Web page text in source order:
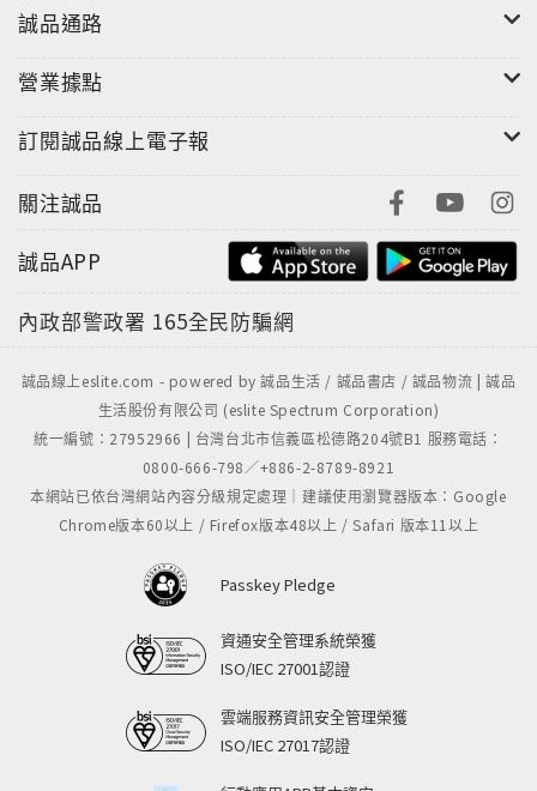
於顯眼處，方便隨時提醒自己，讓習慣成自然。
過程，步驟越少，成功率越高。切記，沒人喜歡繞遠
5、重點在於「過程」，而非時間→與其用期限規定自
慣。
慰勞的獎品，甚至以此鼓舞自己，每完成一項計畫，便
不過，意志力是有限的，不用就會退化，但常訓練就能
強化。因此，岩崎一郎也提出幾個好方法，為你的意志
力充電，讓大腦越用越靈光，包括：
1、睡眠充足：睡飽一點，思考不打結。
3、攝取健腦食物：多吃魚、亞麻籽油、奇異果，提升學
4、與人為善：不交惡，因言語暴力會損傷大腦。
幫助你在工作、愛情、學業、財富、健康上，
誠品通路
營業據點
訂閱誠品線上電子報
關注誠品
誠品APP
內政部警政署 165全民防騙網
誠品線上eslite.com - powered by 誠品生活 / 誠品書店 / 誠品物流 | 誠品
生活股份有限公司 (eslite Spectrum Corporation)
統一編號：27952966 | 台灣台北市信義區松德路204號B1 服務電話：
0800-666-798／+886-2-8789-8921
本網站已依台灣網站內容分級規定處理｜建議使用瀏覽器版本：Google
Chrome版本60以上 / Firefox版本48以上 / Safari 版本11以上
Passkey Pledge
資通安全管理系統榮獲
ISO/IEC 27001認證
雲端服務資訊安全管理榮獲
ISO/IEC 27017認證